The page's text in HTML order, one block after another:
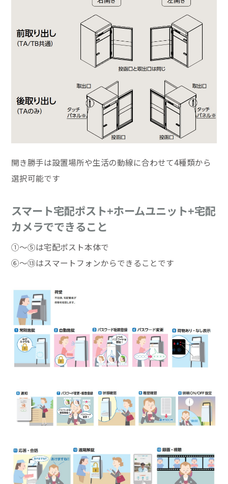
開き勝手は設置場所や生活の動線に合わせて4種類から
選択可能です
スマート宅配ポスト+ホームユニット+宅配
カメラでできること
①～⑤は宅配ポスト本体で
⑥～⑬はスマートフォンからできることです